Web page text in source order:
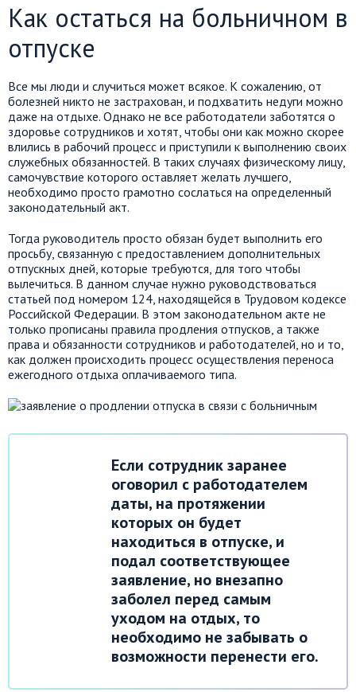
Как остаться на больничном в
отпуске
Все мы люди и случиться может всякое. К сожалению, от
болезней никто не застрахован, и подхватить недуги можно
даже на отдыхе. Однако не все работодатели заботятся о
здоровье сотрудников и хотят, чтобы они как можно скорее
влились в рабочий процесс и приступили к выполнению своих
служебных обязанностей. В таких случаях физическому лицу,
самочувствие которого оставляет желать лучшего,
необходимо просто грамотно сослаться на определенный
законодательный акт.
Тогда руководитель просто обязан будет выполнить его
просьбу, связанную с предоставлением дополнительных
отпускных дней, которые требуются, для того чтобы
вылечиться. В данном случае нужно руководствоваться
статьей под номером 124, находящейся в Трудовом кодексе
Российской Федерации. В этом законодательном акте не
только прописаны правила продления отпусков, а также
права и обязанности сотрудников и работодателей, но и то,
как должен происходить процесс осуществления переноса
ежегодного отдыха оплачиваемого типа.
Если сотрудник заранее
оговорил с работодателем
даты, на протяжении
которых он будет
находиться в отпуске, и
подал соответствующее
заявление, но внезапно
заболел перед самым
уходом на отдых, то
необходимо не забывать о
возможности перенести его.